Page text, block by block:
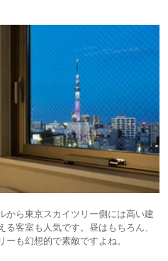
から東京スカイツリー側には高い建
客室も人気です。昼はもちろん、
も幻想的で素敵ですよね。